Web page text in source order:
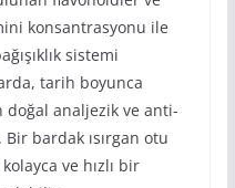
konsantrasyonu ile
sistemi
tarih boyunca
doğal analjezik ve anti-
bardak ısırgan otu
ve hızlı bir